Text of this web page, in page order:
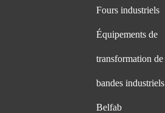
Fours industriels
Équipements de
transformation de
bandes industriels
Belfab